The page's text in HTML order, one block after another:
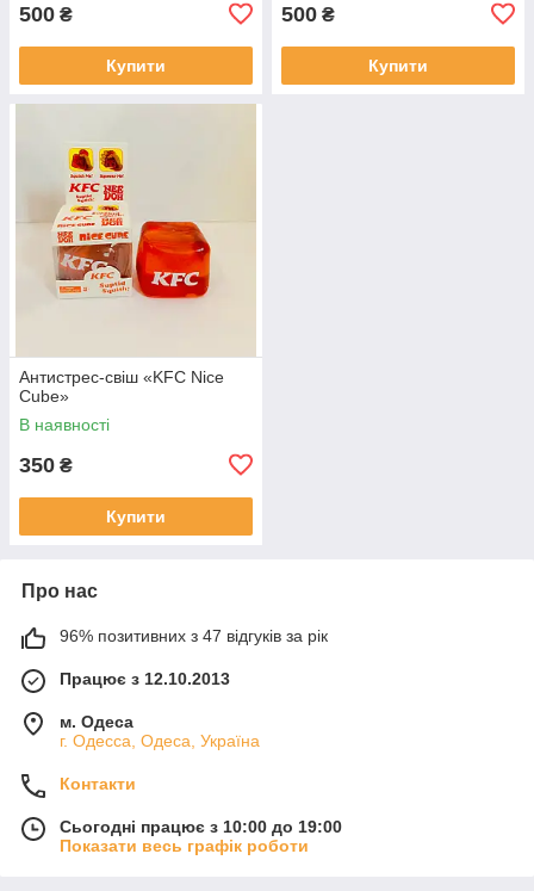
500 ₴
Купити
500 ₴
Купити
Антистрес-свіш «KFC Nice
Cube»
В наявності
350 ₴
Купити
Про нас
96% позитивних з 47 відгуків за рік
Працює з 12.10.2013
м. Одеса
г. Одесса, Одеса, Україна
Контакти
Сьогодні працює з 10:00 до 19:00
Показати весь графік роботи